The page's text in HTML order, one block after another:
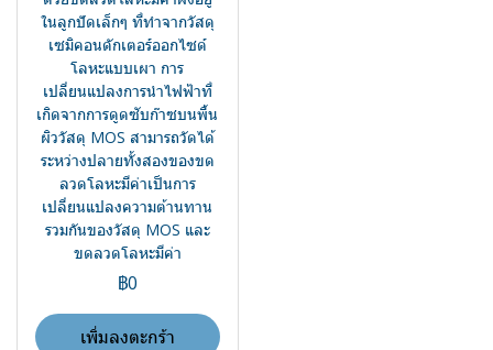
ในลูกปัดเล็กๆ ที่ทำจากวัสดุ
เซมิคอนดักเตอร์ออกไซด์
โลหะแบบเผา การ
เปลี่ยนแปลงการนำไฟฟ้าที่
เกิดจากการดูดซับก๊าซบนพื้น
ผิววัสดุ MOS สามารถวัดได้
ระหว่างปลายทั้งสองของขด
ลวดโลหะมีค่าเป็นการ
เปลี่ยนแปลงความต้านทาน
รวมกันของวัสดุ MOS และ
ขดลวดโลหะมีค่า
฿0
เพิ่มลงตะกร้า